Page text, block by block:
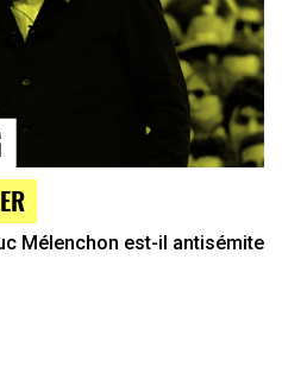
Mélenchon est-il antisémite